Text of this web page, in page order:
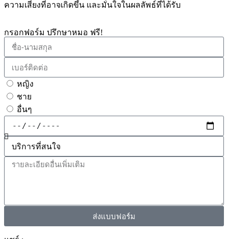
ความเสี่ยงที่อาจเกิดขึ้น และมั่นใจในผลลัพธ์ที่ได้รับ
กรอกฟอร์ม ปรึกษาหมอ ฟรี!
หญิง
ชาย
อื่นๆ
ส่งแบบฟอร์ม